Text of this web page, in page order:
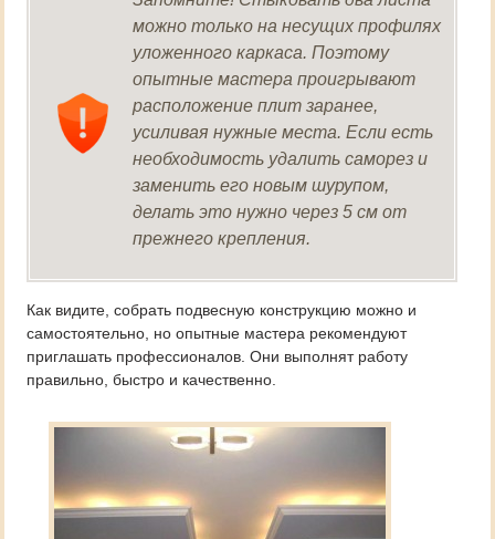
можно только на несущих профилях
уложенного каркаса. Поэтому
опытные мастера проигрывают
расположение плит заранее,
усиливая нужные места. Если есть
необходимость удалить саморез и
заменить его новым шурупом,
делать это нужно через 5 см от
прежнего крепления.
Как видите, собрать подвесную конструкцию можно и
самостоятельно, но опытные мастера рекомендуют
приглашать профессионалов. Они выполнят работу
правильно, быстро и качественно.